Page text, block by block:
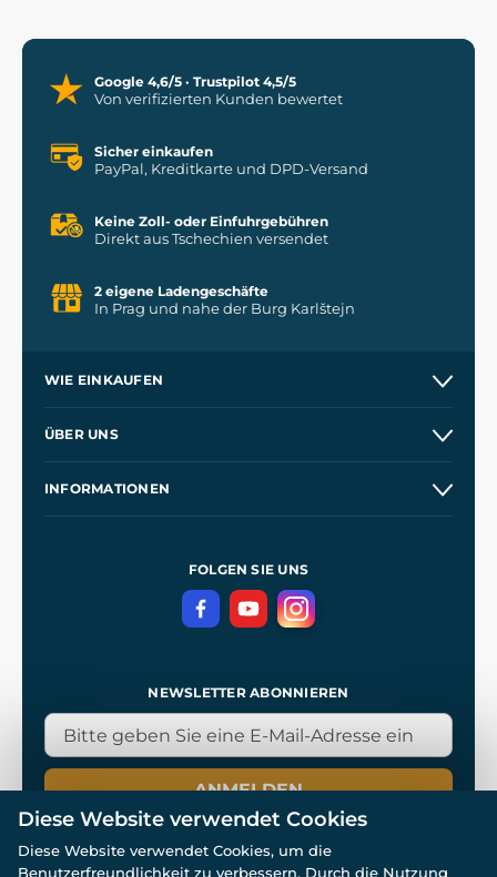
Google 4,6/5 · Trustpilot 4,5/5
Von verifizierten Kunden bewertet
Sicher einkaufen
PayPal, Kreditkarte und DPD-Versand
Keine Zoll- oder Einfuhrgebühren
Direkt aus Tschechien versendet
2 eigene Ladengeschäfte
In Prag und nahe der Burg Karlštejn
WIE EINKAUFEN
Kontakt
ÜBER UNS
INFORMATIONEN
DatenschutzerklärungFOLGEN SIE UNS
NEWSLETTER ABONNIEREN
ANMELDEN
Diese Website verwendet Cookies
Diese Website verwendet Cookies, um die
Benutzerfreundlichkeit zu verbessern. Durch die Nutzung